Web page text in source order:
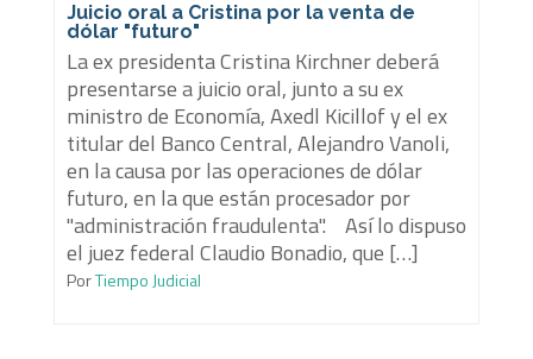
Juicio oral a Cristina por la venta de
dólar "futuro"
La ex presidenta Cristina Kirchner deberá
presentarse a juicio oral, junto a su ex
ministro de Economía, Axedl Kicillof y el ex
titular del Banco Central, Alejandro Vanoli,
en la causa por las operaciones de dólar
futuro, en la que están procesador por
"administración fraudulenta". Así lo dispuso
el juez federal Claudio Bonadio, que […]
PorTiempo Judicial